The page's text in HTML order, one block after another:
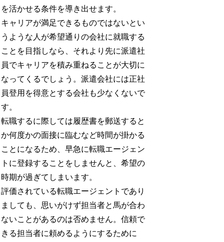
を活かせる条件を導き出せます。
キャリアが満足できるものではないとい
うような人が希望通りの会社に就職する
ことを目指しなら、それより先に派遣社
員でキャリアを積み重ねることが大切に
なってくるでしょう。派遣会社には正社
員登用を得意とする会社も少なくないで
す。
転職するに際しては履歴書を郵送すると
か何度かの面接に臨むなど時間が掛かる
ことになるため、早急に転職エージェン
トに登録することをしませんと、希望の
時期が過ぎてしまいます。
評価されている転職エージェントであり
ましても、思いがけず担当者と馬が合わ
ないことがあるのは否めません。信頼で
きる担当者に頼めるようにするために